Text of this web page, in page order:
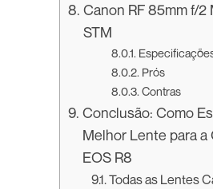
Canon RF 85mm f/2
STM
Prós
Contras
Conclusão: Como
Melhor Lente para a
EOS R8
Todas as Lentes